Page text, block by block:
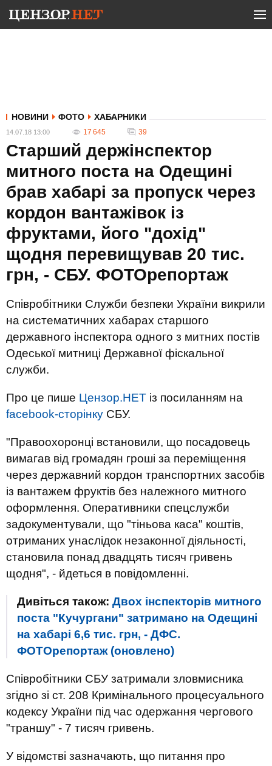
НОВИНИ ФОТО ХАБАРНИКИ
14.07.18 13:00 17 645 39
Старший держінспектор
митного поста на Одещині
брав хабарі за пропуск через
кордон вантажівок із
фруктами, його "дохід"
щодня перевищував 20 тис.
грн, - СБУ. ФОТОрепортаж
Співробітники Служби безпеки України викрили
на систематичних хабарах старшого
державного інспектора одного з митних постів
Одеської митниці Державної фіскальної
служби.
Про це пише Цензор.НЕТ із посиланням на
facebook-сторінку СБУ.
"Правоохоронці встановили, що посадовець
вимагав від громадян гроші за переміщення
через державний кордон транспортних засобів
із вантажем фруктів без належного митного
оформлення. Оперативники спецслужби
задокументували, що "тіньова каса" коштів,
отриманих унаслідок незаконної діяльності,
становила понад двадцять тисяч гривень
щодня", - йдеться в повідомленні.
Дивіться також: Двох інспекторів митного
поста "Кучургани" затримано на Одещині
на хабарі 6,6 тис. грн, - ДФС.
ФОТОрепортаж (оновлено)
Співробітники СБУ затримали зловмисника
згідно зі ст. 208 Кримінального процесуального
кодексу України під час одержання чергового
"траншу" - 7 тисяч гривень.
У відомстві зазначають, що питання про